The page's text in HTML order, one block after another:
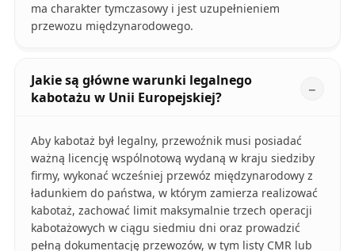
ma charakter tymczasowy i jest uzupełnieniem
przewozu międzynarodowego.
Jakie są główne warunki legalnego
kabotażu w Unii Europejskiej?
Aby kabotaż był legalny, przewoźnik musi posiadać
ważną licencję wspólnotową wydaną w kraju siedziby
firmy, wykonać wcześniej przewóz międzynarodowy z
ładunkiem do państwa, w którym zamierza realizować
kabotaż, zachować limit maksymalnie trzech operacji
kabotażowych w ciągu siedmiu dni oraz prowadzić
pełną dokumentację przewozów, w tym listy CMR lub